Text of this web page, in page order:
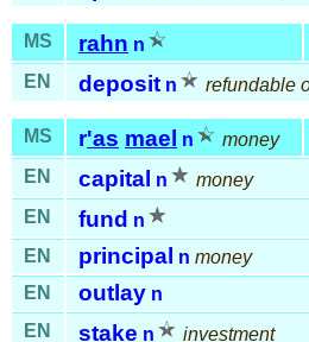
MS rahn n
EN deposit n refundable
MS r'as mael n money
EN capital n
money
EN
fund n
EN
principal n money
EN
outlay n
EN
stake n investment